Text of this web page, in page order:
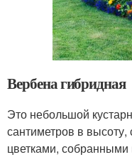
Вербена гибридная
Это небольшой
сантиметров в
цветками, собранными